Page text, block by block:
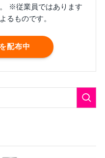
※従業員ではあります
るものです。
配布中